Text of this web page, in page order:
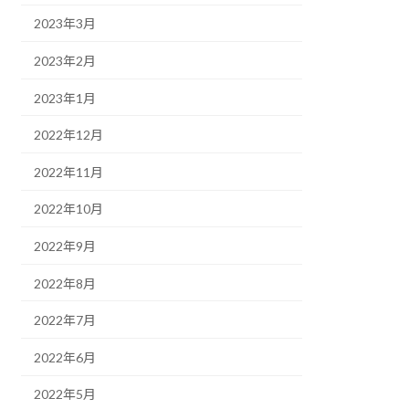
2023年3月
2023年2月
2023年1月
2022年12月
2022年11月
2022年10月
2022年9月
2022年8月
2022年7月
2022年6月
2022年5月